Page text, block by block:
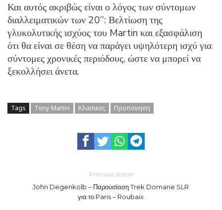
Και αυτός ακριβώς είναι ο λόγος των σύντομων
διαλλειματικών των 20’’: Βελτίωση της
γλυκολυτικής ισχύος του Martin και εξασφάλιση
ότι θα είναι σε θέση να παράγει υψηλότερη ισχύ για
σύντομες χρονικές περιόδους, ώστε να μπορεί να
ξεκολλήσει άνετα.
Tags Tony Martin Κλασικες Προπονηση
Previous article
John Degenkolb – Παρουσίαση Trek Domane SLR
για το Paris – Roubaix